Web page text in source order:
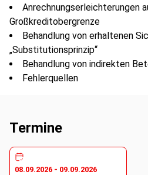
Anrechnungserleichterungen
Großkreditobergrenze
Behandlung von erhaltenen
„Substitutionsprinzip“
Behandlung von indirekten
Fehlerquellen
Kompetenzen:
Fachkompetenz
Termine
08.09.2026 - 09.09.2026